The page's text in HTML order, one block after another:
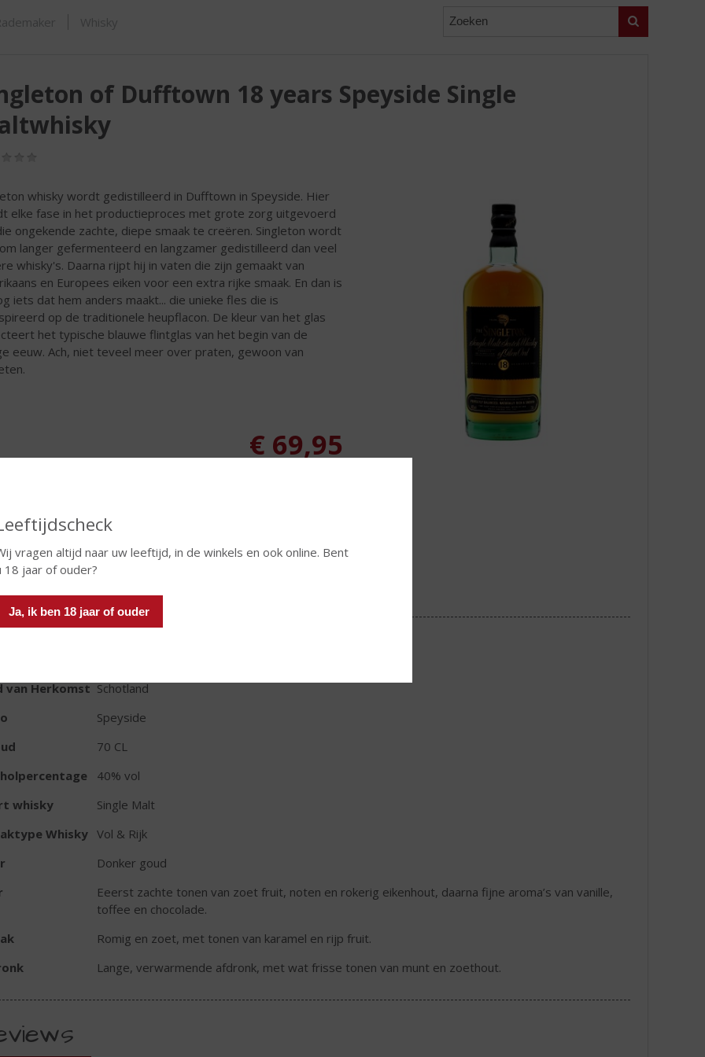
vragen altijd naar uw leeftijd, in de winkels en ook online. Bent
18 jaar of ouder?
Ja, ik ben 18 jaar of ouder
Zoeken
Whisky
of Dufftown 18 years Speyside Single
whisky wordt gedistilleerd in Dufftown in Speyside. Hier
elke fase in het productieproces met grote zorg uitgevoerd
ongekende zachte, diepe smaak te creëren. Singleton wordt
langer gefermenteerd en langzamer gedistilleerd dan veel
whisky's. Daarna rijpt hij in vaten die zijn gemaakt van
en Europees eiken voor een extra rijke smaak. En dan is
iets dat hem anders maakt... die unieke fles die is
op de traditionele heupflacon. De kleur van het glas
het typische blauwe flintglas van het begin van de
eeuw. Ach, niet teveel meer over praten, gewoon van
€ 69,95
In winkelmand
van Herkomst Schotland
Speyside
70 CL
40% vol
whisky
Single Malt
Whisky Vol & Rijk
Donker goud
Eeerst zachte tonen van zoet fruit, noten en rokerig eikenhout, daarna fijne aroma’s van vanille,
toffee en chocolade.
Romig en zoet, met tonen van karamel en rijp fruit.
Lange, verwarmende afdronk, met wat frisse tonen van munt en zoethout.